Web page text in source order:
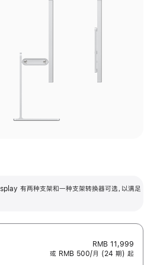
有两种支架和一种支架转换器可选，以满足
RMB 11,999
或 RMB 500/月 (24 期) 起